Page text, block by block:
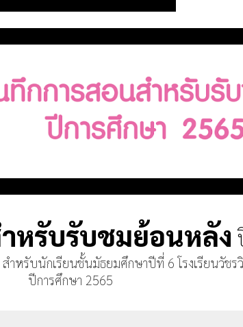
หรับรับชมย้อนหลัง
ำหรับนักเรียนชั้นมัธยมศึกษาปีที่ 6 โรงเรียนวัชร
ปีการศึกษา 2565